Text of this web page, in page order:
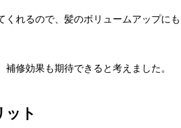
れるので、髪のボリュームアップにも
修効果も期待できると考えました。
ト